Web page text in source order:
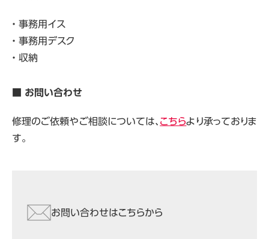
・ 事務用イス
・ 事務用デスク
・ 収納
■ お問い合わせ
修理のご依頼やご相談については、 こちらより承っておりま
す。
お問い合わせはこちらから